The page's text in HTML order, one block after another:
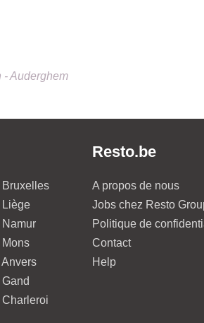
- Auderghem
Bruxelles
Liège
Namur
Mons
Charleroi
Resto.be
A propos de nous
Jobs chez Resto
Politique de
Contact
Help